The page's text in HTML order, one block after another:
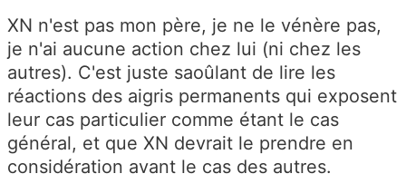
XN n'est pas mon père, je ne le vénère pas,
je n'ai aucune action chez lui (ni chez les
autres). C'est juste saoûlant de lire les
réactions des aigris permanents qui exposent
leur cas particulier comme étant le cas
général, et que XN devrait le prendre en
considération avant le cas des autres.